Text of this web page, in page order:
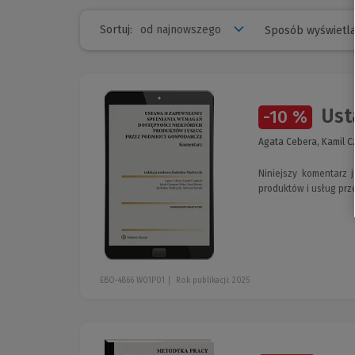
Sortuj: Sposób
-10 %
Agata Cebera, Kamil
Niniejszy komentarz
produktów i usług
EBO-4866 W01P01 Rok publikacji: 2025